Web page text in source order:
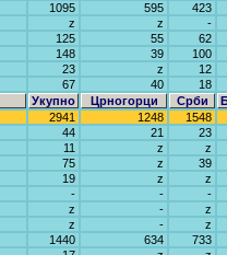
1095 595
423
z z
-
125 55
62
148 39
100
23 z
12
67 40
18
Укупно
Црногорци Срби
2941 1248
1548
44 21
23
11 z
z
75 z
39
19 z
z
- -
-
z -
z
z -
z
1440 634
733